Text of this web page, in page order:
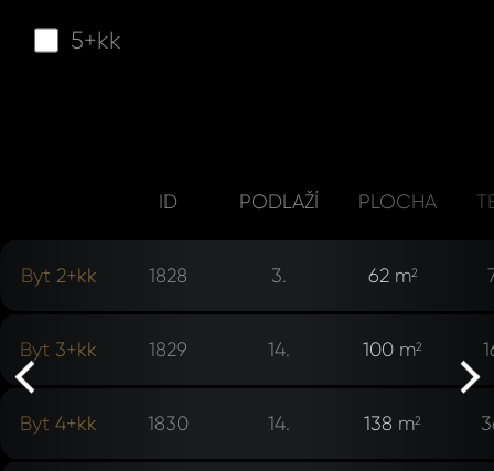
5+kk
ID PODLAŽÍ PLOCHA
Byt 2+kk 1828 3. 62 m2
Byt 3+kk 1829 14. 100 m2
Byt 4+kk 1830 14. 138 m2